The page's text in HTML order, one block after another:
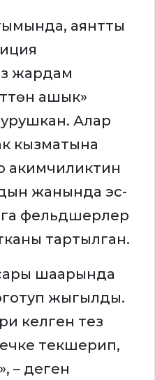
аянтты
жардам
ашык»
Алар
кызматына
акимчиликтин
жанында эс-
фельдшерлер
тартылган.
шаарында
жыгылды.
келген тез
текшерип,
– деген